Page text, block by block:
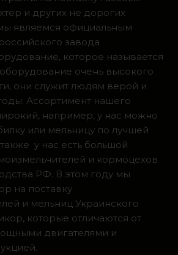
и других не дорогих
являемся официальным
завода
которое называется
очень высокого
они служит людям верой и
Ассортимент нашего
например, у нас можно
или мельницу по лучшей
у нас есть большой
и кормоцехов
РФ. В этом году мы
на поставку
и мельниц Украинского
которые отличаются от
двигателями и